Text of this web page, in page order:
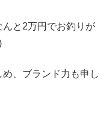
と2万円でお釣りが
、ブランド力も申し